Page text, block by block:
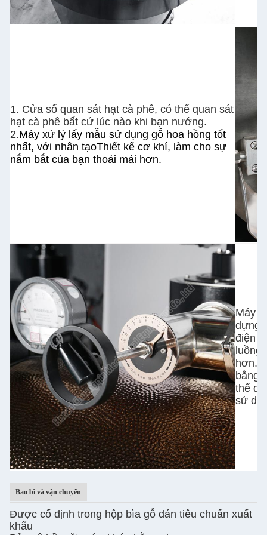
1. Cửa sổ quan sát hạt cà phê, có thể quan sát
hạt cà phê bất cứ lúc nào khi bạn nướng.
2.Máy xử lý lấy mẫu sử dụng gỗ hoa hồng tốt
nhất, với nhân tạoThiết kế cơ khí, làm cho sự
nắm bắt của bạn thoải mái hơn.
Máy
dựng
điện
luồng
bằng
thể
sử
Bao bì và vận chuyển
Được cố định trong hộp bìa gỗ dán tiêu chuẩn xuất
khẩu